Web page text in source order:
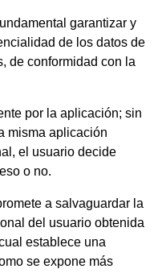
garantizar y
de los datos de
de conformidad con la
por la aplicación; sin
misma aplicación
el usuario decide
o no.
a salvaguardar la
del usuario obtenida
establece una
se expone más